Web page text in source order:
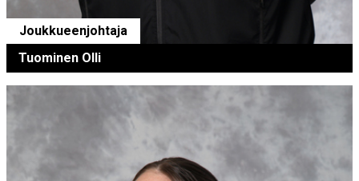
Joukkueenjohtaja
Tuominen Olli